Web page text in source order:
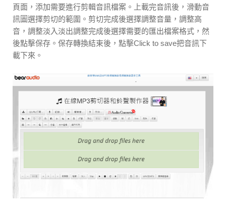
頁面，添加需要進行剪輯音訊檔案。上載完音訊後，滑動音
訊圖選擇剪切的範圍。剪切完成後選擇調整音量，調整高
音，調整淡入淡出調整完成後選擇需要的匯出檔案格式，然
後點擊保存。保存轉換結束後，點擊Click to save把音訊下
載下來。